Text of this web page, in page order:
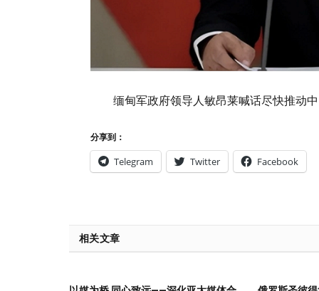
缅甸军政府领导人敏昂莱喊话尽快推动
分享到：
Telegram Twitter Facebook
相关文章